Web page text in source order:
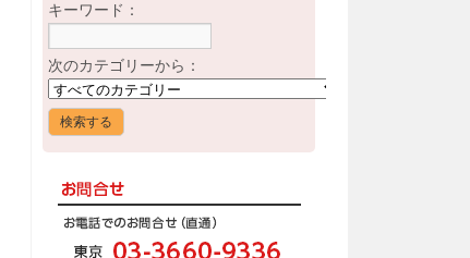
キーワード：
次のカテゴリーから：